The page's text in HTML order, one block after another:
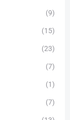
(9)
(15)
(23)
(7)
(1)
(7)